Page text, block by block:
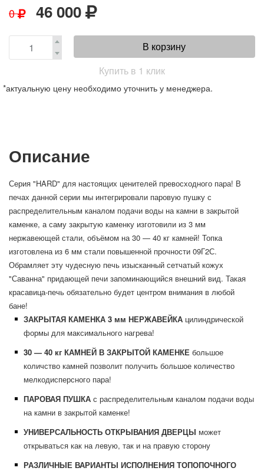
0 46 000
В корзину
Купить в 1 клик
*актуальную цену необходимо уточнить у менеджера.
Описание
Серия "HARD" для настоящих ценителей превосходного пара! В
печах данной серии мы интегрировали паровую пушку с
распределительным каналом подачи воды на камни в закрытой
каменке, а саму закрытую каменку изготовили из 3 мм
нержавеющей стали, объёмом на 30 — 40 кг камней! Топка
изготовлена из 6 мм стали повышенной прочности 09Г2С.
Обрамляет эту чудесную печь изысканный сетчатый кожух
"Саванна" придающей печи запоминающийся внешний вид. Такая
красавица-печь обязательно будет центром внимания в любой
бане!
ЗАКРЫТАЯ КАМЕНКА 3 мм НЕРЖАВЕЙКА цилиндрической
формы для максимального нагрева!
30 — 40 кг КАМНЕЙ В ЗАКРЫТОЙ КАМЕНКЕ большое
количство камней позволит получить большое количество
мелкодисперсного пара!
ПАРОВАЯ ПУШКА с распределительным каналом подачи воды
на камни в закрытой каменке!
УНИВЕРСАЛЬНОСТЬ ОТКРЫВАНИЯ ДВЕРЦЫ может
открываться как на левую, так и на правую сторону
РАЗЛИЧНЫЕ ВАРИАНТЫ ИСПОЛНЕНИЯ ТОПОПОЧНОГО